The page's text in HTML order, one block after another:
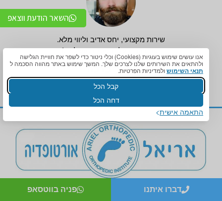
אנו עושים שימוש בעוגיות (Cookies) וכלי ניטור כדי לשפר את חוויית הגלישה
ולהתאים את השירותים שלנו לצרכים שלך. המשך שימוש באתר מהווה הסכמה ל
תנאי השימוש ולמדיניות הפרטיות.
קבל הכל
דחה הכל
התאמה אישית
שירות מקצועי, יחס אדיב וליווי מלא.
תודה רבה על התאמה מושלמת!
אדיר ברכה
השאר הודעת ווצאפ
דברו איתנו פניה בווטסאפ